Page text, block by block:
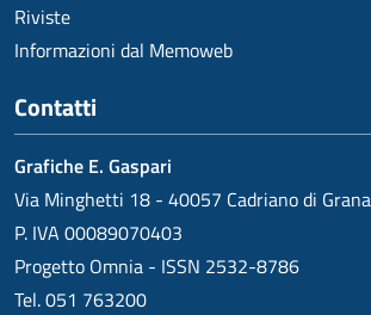
Riviste
Informazioni dal Memoweb
Contatti
Grafiche E. Gaspari
Via Minghetti 18 - 40057 Cadriano di
P. IVA 00089070403
Progetto Omnia - ISSN 2532-8786
Tel. 051 763200